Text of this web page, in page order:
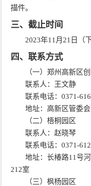
描件。
三、截止时间
2023年11月21日（
四、联系方式
（一）郑州高新区
联系人：王文静
联系电话：0371-
地址：高新区管委
（二）梧桐园区
联系人：赵晓琴
联系电话：0371-
地址：长椿路11号
212室
（三）枫杨园区